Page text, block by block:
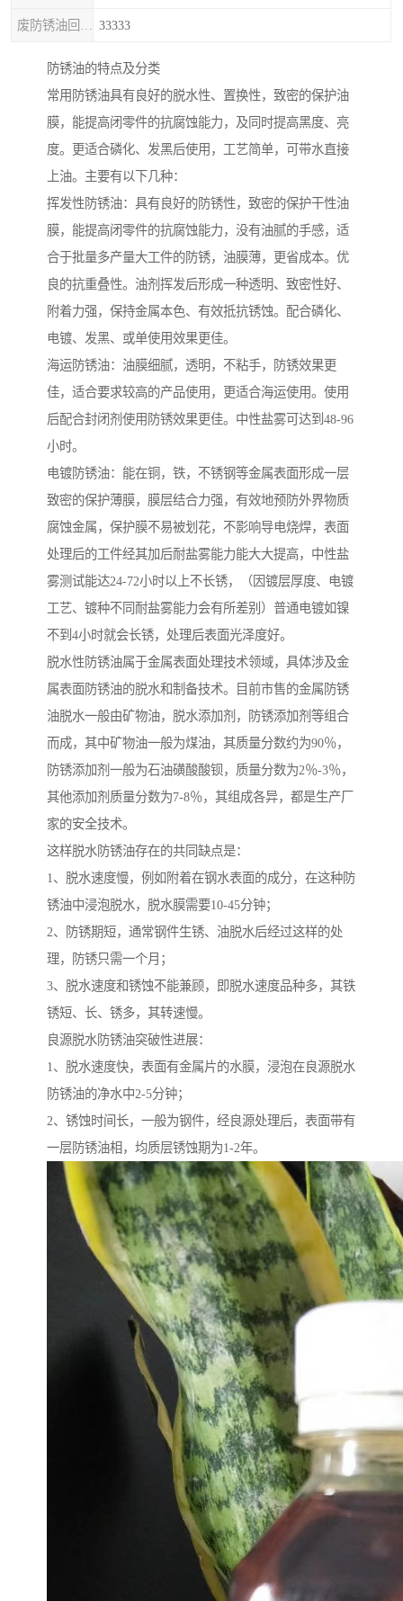
33333
防锈油的特点及分类
常用防锈油具有良好的脱水性、置换性，致密的保护油
膜，能提高闭零件的抗腐蚀能力，及同时提高黑度、亮
度。更适合磷化、发黑后使用，工艺简单，可带水直接
上油。主要有以下几种：
挥发性防锈油：具有良好的防锈性，致密的保护干性油
膜，能提高闭零件的抗腐蚀能力，没有油腻的手感，适
合于批量多产量大工件的防锈，油膜薄，更省成本。优
良的抗重叠性。油剂挥发后形成一种透明、致密性好、
附着力强，保持金属本色、有效抵抗锈蚀。配合磷化、
电镀、发黑、或单使用效果更佳。
海运防锈油：油膜细腻，透明，不粘手，防锈效果更
佳，适合要求较高的产品使用，更适合海运使用。使用
后配合封闭剂使用防锈效果更佳。中性盐雾可达到48-96
小时。
电镀防锈油：能在铜，铁，不锈钢等金属表面形成一层
致密的保护薄膜，膜层结合力强，有效地预防外界物质
腐蚀金属，保护膜不易被划花，不影响导电烧焊，表面
处理后的工件经其加后耐盐雾能力能大大提高，中性盐
雾测试能达24-72小时以上不长锈，（因镀层厚度、电镀
工艺、镀种不同耐盐雾能力会有所差别）普通电镀如镍
不到4小时就会长锈，处理后表面光泽度好。
脱水性防锈油属于金属表面处理技术领域，具体涉及金
属表面防锈油的脱水和制备技术。目前市售的金属防锈
油脱水一般由矿物油，脱水添加剂，防锈添加剂等组合
而成，其中矿物油一般为煤油，其质量分数约为90％，
防锈添加剂一般为石油磺酸酸钡，质量分数为2％-3％，
其他添加剂质量分数为7-8％，其组成各异，都是生产厂
家的安全技术。
这样脱水防锈油存在的共同缺点是：
1、脱水速度慢，例如附着在钢水表面的成分，在这种防
锈油中浸泡脱水，脱水膜需要10-45分钟；
2、防锈期短，通常钢件生锈、油脱水后经过这样的处
理，防锈只需一个月；
3、脱水速度和锈蚀不能兼顾，即脱水速度品种多，其铁
锈短、长、锈多，其转速慢。
良源脱水防锈油突破性进展：
1、脱水速度快，表面有金属片的水膜，浸泡在良源脱水
防锈油的净水中2-5分钟；
2、锈蚀时间长，一般为钢件，经良源处理后，表面带有
一层防锈油相，均质层锈蚀期为1-2年。